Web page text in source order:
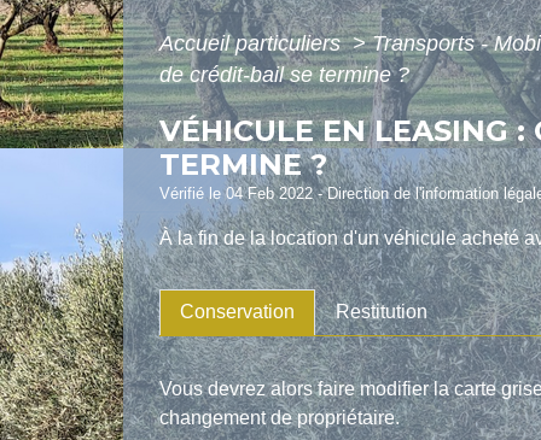
Accueil particuliers> Transports -
de crédit-bail se termine ?
VÉHICULE EN LEASING
TERMINE ?
Vérifié le 04 Feb 2022 - Direction de l'information
À la fin de la location d'un véhicule acheté
Conservation Restitution
Vous devrez alors faire modifier la carte
changement de propriétaire.